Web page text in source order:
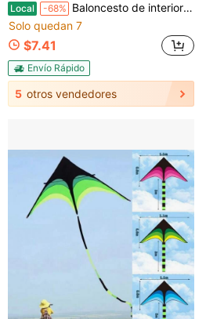
Local -68% Baloncesto de interior de alto rebote silencioso, material de esponja, amigable con el piso y sin ruido, especial para la práctica de tiro en casa de niños - Balón N.º 3
Solo quedan 7
$7.41
Envío Rápido
5 otros vendedores